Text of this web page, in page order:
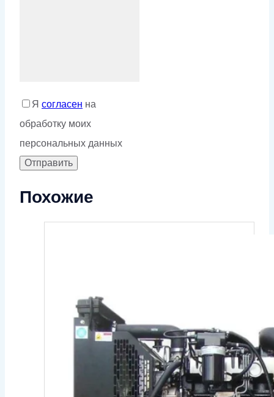
Я согласен на
обработку моих
персональных данных
Похожие